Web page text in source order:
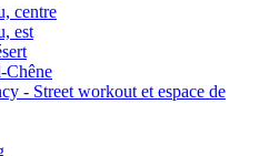
centre
est
Chêne
- Street workout et espace de